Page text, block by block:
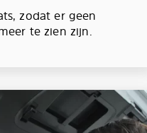
zodat er geen
te zien zijn.